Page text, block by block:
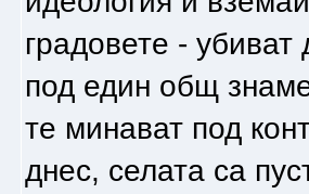
градовете - убиват
под един общ
те минават под
днес, селата са